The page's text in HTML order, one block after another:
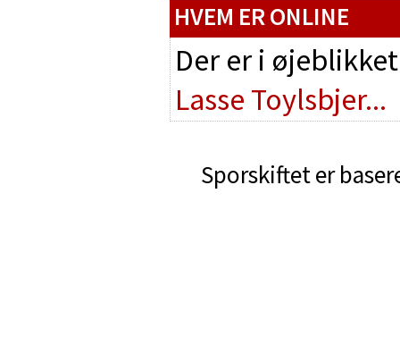
HVEM ER ONLINE
Der er i
Lasse Toylsbjer...
Sporskiftet er